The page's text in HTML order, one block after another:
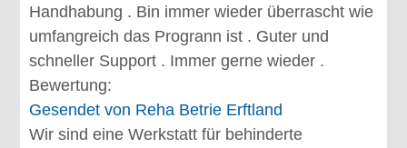
Handhabung . Bin immer wieder überrascht wie
umfangreich das Progrann ist . Guter und
schneller Support . Immer gerne wieder .
Bewertung:
Gesendet von Reha Betrie Erftland
Wir sind eine Werkstatt für behinderte